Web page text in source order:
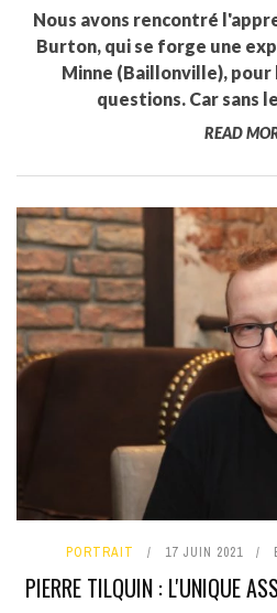
Nous avons rencontré
Burton, qui se forge une
Minne (Baillonville),
questions. Car sans
READ
PORTRAIT 17 JUIN 2021
PIERRE TILQUIN : L'UNIQUE